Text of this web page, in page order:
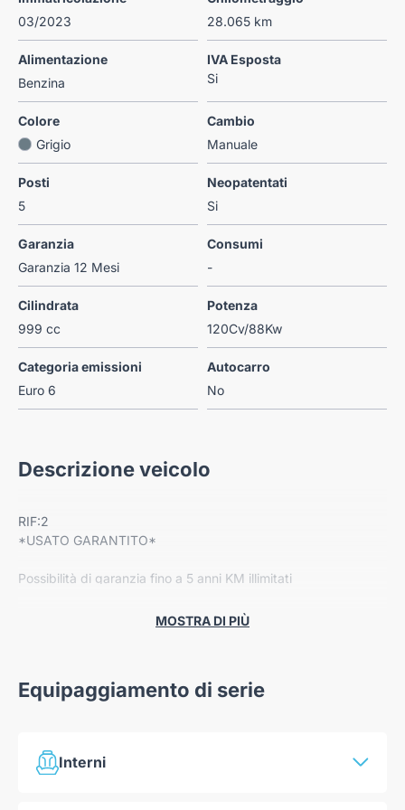
03/2023
28.065 km
Alimentazione
Benzina
IVA Esposta
Si
Colore
Grigio
Cambio
Manuale
Posti
5
Neopatentati
Si
Garanzia
Garanzia 12 Mesi
Consumi
-
Cilindrata
999 cc
Potenza
120Cv/88Kw
Categoria emissioni
Euro 6
Autocarro
No
Descrizione veicolo
RIF:2
*USATO GARANTITO*
Possibilità di garanzia fino a 5 anni KM illimitati
40 anni.
MOSTRA DI PIÙ
Equipaggiamento di serie
Interni